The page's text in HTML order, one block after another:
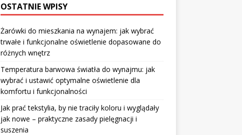
OSTATNIE WPISY
Żarówki do mieszkania na wynajem: jak wybrać
trwałe i funkcjonalne oświetlenie dopasowane do
różnych wnętrz
Temperatura barwowa światła do wynajmu: jak
wybrać i ustawić optymalne oświetlenie dla
komfortu i funkcjonalności
Jak prać tekstylia, by nie traciły koloru i wyglądały
jak nowe – praktyczne zasady pielęgnacji i
suszenia